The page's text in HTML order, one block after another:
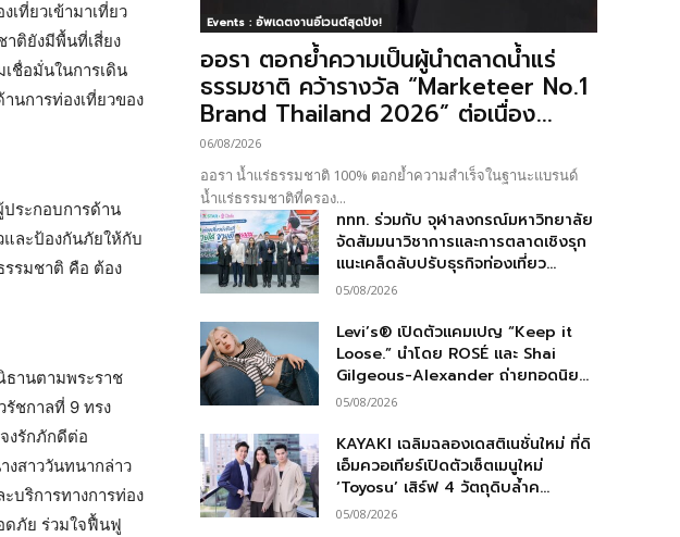
ที่ยวเข้ามาเที่ยว
าติยังมีพื้นที่เสี่ยง
ชื่อมั่นในการเดิน
นการท่องเที่ยวของ
ประกอบการด้าน
และป้องกันภัยให้กับ
รรมชาติ คือ ต้อง
ธานตามพระราช
รัชกาลที่ 9 ทรง
งรักภักดีต่อ
งสาววันทนากล่าว
บริการทางการท่อง
ดภัย ร่วมใจฟื้นฟู
Events : อัพเดตงานอีเวนต์สุดปัง!
ออรา ตอกย้ำความเป็นผู้นำตลาดน้ำแร่
ธรรมชาติ คว้ารางวัล “Marketeer No.1
Brand Thailand 2026” ต่อเนื่อง...
06/08/2026
ออรา น้ำแร่ธรรมชาติ 100% ตอกย้ำความสำเร็จในฐานะแบรนด์
น้ำแร่ธรรมชาติที่ครอง...
ททท. ร่วมกับ จุฬาลงกรณ์มหาวิทยาลัย
จัดสัมมนาวิชาการและการตลาดเชิงรุก
แนะเคล็ดลับปรับธุรกิจท่องเที่ยว...
05/08/2026
Levi’s® เปิดตัวแคมเปญ “Keep it
Loose.” นำโดย ROSÉ และ Shai
Gilgeous-Alexander ถ่ายทอดนิย...
05/08/2026
KAYAKI เฉลิมฉลองเดสติเนชั่นใหม่ ที่ดิ
เอ็มควอเทียร์เปิดตัวเซ็ตเมนูใหม่
‘Toyosu’ เสิร์ฟ 4 วัตถุดิบล้ำค...
05/08/2026